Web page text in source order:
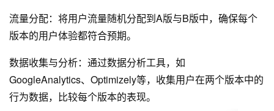
流量分配：将用户流量随机分配到A版与B版中，确保每个
版本的用户体验都符合预期。
数据收集与分析：通过数据分析工具，如
GoogleAnalytics、Optimizely等，收集用户在两个版本中的
行为数据，比较每个版本的表现。